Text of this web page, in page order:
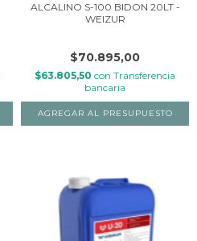
ALCALINO S-100 BIDON 20LT -
WEIZUR
$70.895,00
$63.805,50 con Transferencia
bancaria